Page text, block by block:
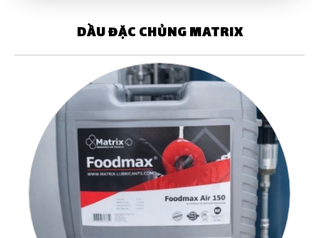
DẦU ĐẶC CHỦNG MATRIX